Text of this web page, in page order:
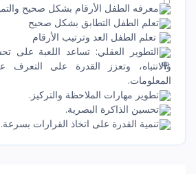
معرفه الطفل الأرقام بشكل صحيح
تعلم الطفل التطابق بشكل صحيح
تعلم الطفل العد وترتيب الأرقام
التطوير العقلي: تساعد اللعبة على
والانتباه، وتعزز القدرة على التعرف
المعلومات.
تطوير مهارات الملاحظة والتركيز.
تحسين الذاكرة البصرية.
تنمية القدرة على اتخاذ القرارات بسرعة.